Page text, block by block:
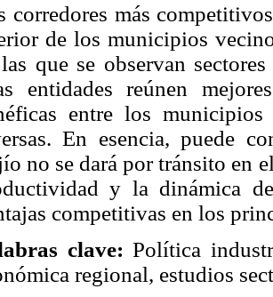
corredores más
de los municipios
que se observan
entidades reúnen
entre los
En esencia, puede
no se dará por tránsito en
y la dinámica
competitivas en los
clave: Política
regional, estudios